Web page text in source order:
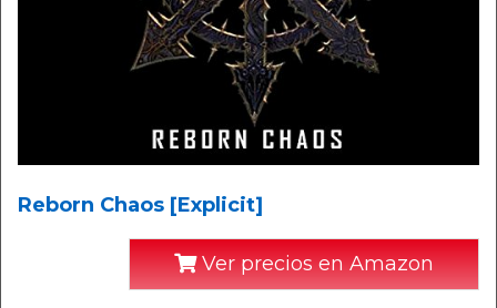
Reborn Chaos [Explicit]
Ver precios en Amazon